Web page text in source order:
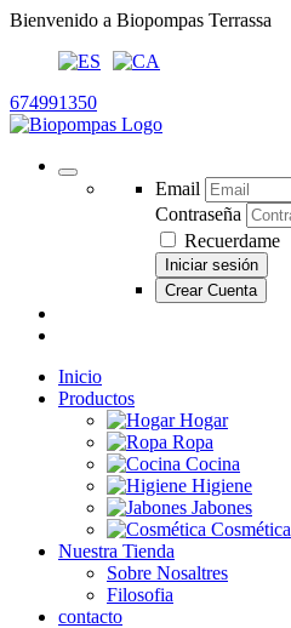
Bienvenido a Biopompas Terrassa
674991350
Email
Contraseña
Recuerdame
Iniciar sesión
Crear Cuenta
Inicio
Productos
Hogar
Ropa
Cocina
Higiene
Jabones
Cosmética
Nuestra Tienda
Sobre Nosaltres
Filosofia
contacto